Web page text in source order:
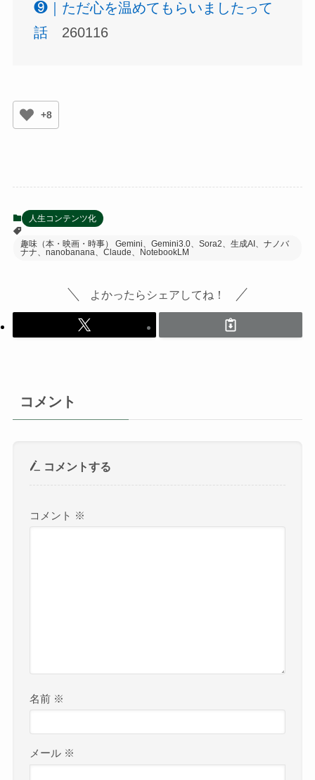
❾｜ただ心を温めてもらいましたって
話260116
+8
人生コンテンツ化
趣味（本・映画・時事） Gemini、Gemini3.0、Sora2、生成AI、ナノバ
ナナ、nanobanana、Claude、NotebookLM
よかったらシェアしてね！
コメント
コメントする
コメント ※
名前 ※
メール ※